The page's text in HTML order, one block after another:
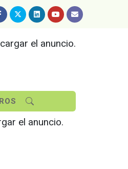
el anuncio.
el anuncio.